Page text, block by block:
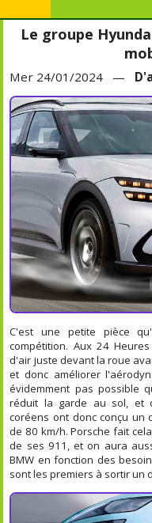
Le groupe
Mer 24/01/2024 —
C'est une petite pièce
compétition. Aux 24
d'air juste devant la roue
et donc améliorer
évidemment pas possible
réduit la garde au sol, et
coréens ont donc conçu un
de 80 km/h. Porsche fait
de ses 911, et on aura
BMW en fonction des
sont les premiers à sortir un